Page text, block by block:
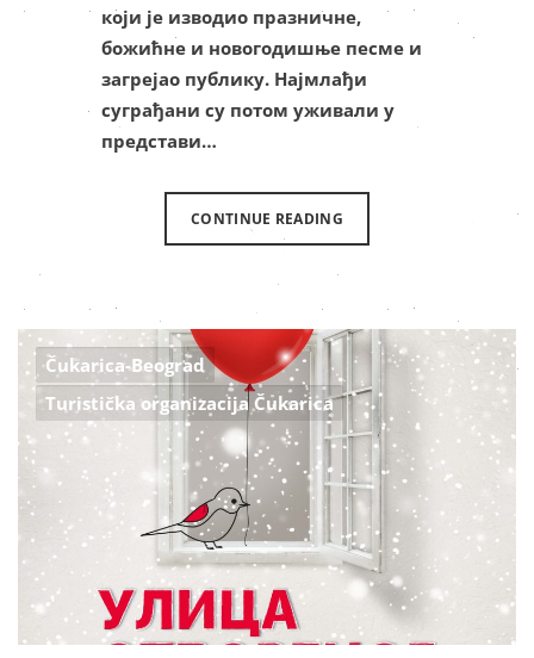
који је изводио празничне,
божићне и новогодишње песме и
загрејао публику. Најмлађи
суграђани су потом уживали у
представи…
CONTINUE READING
Čukarica-Beograd
Turistička organizacija Čukarica